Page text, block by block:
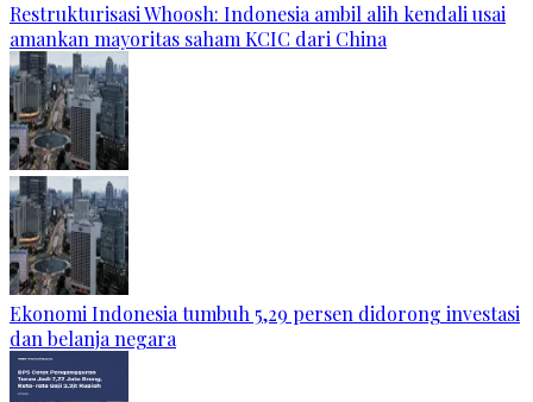
Restrukturisasi Whoosh: Indonesia ambil alih kendali usai
amankan mayoritas saham KCIC dari China
Ekonomi Indonesia tumbuh 5,29 persen didorong investasi
dan belanja negara